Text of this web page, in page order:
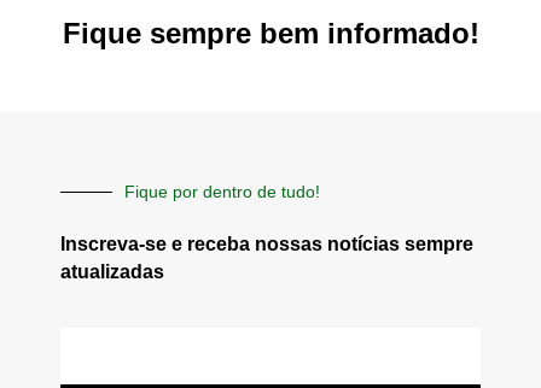
Fique sempre bem informado!
Fique por dentro de tudo!
Inscreva-se e receba nossas notícias sempre
atualizadas